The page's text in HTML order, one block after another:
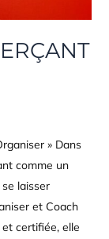
» Dans
comme un
laisser
et Coach
certifiée, elle